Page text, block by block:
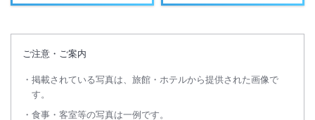
ご注意・ご案内
掲載されている写真は、旅館・ホテルから提供された画像で
す。
食事・客室等の写真は一例です。